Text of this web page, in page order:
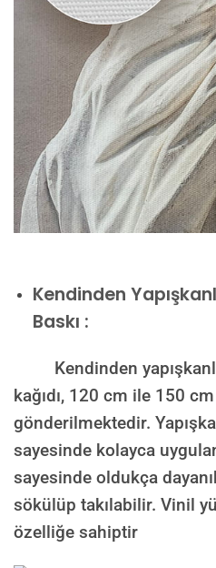
Kendinden
Baskı :
Kendinden
kağıdı, 120 cm ile 150
gönderilmektedir.
sayesinde kolayca
sayesinde oldukça
sökülüp takılabilir. Vinil
özelliğe sahiptir